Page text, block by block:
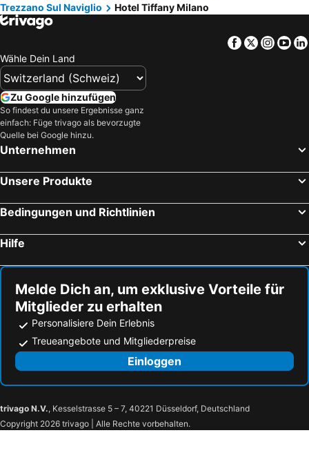
Trezzano Sul Naviglio
Hotel Tiffany Milano
Facebook
Twitter
Wähle Dein Land
Zu Google hinzufügen
So findest du unsere Ergebnisse ganz
einfach: Füge trivago als bevorzugte
Quelle bei Google hinzu.
Unternehmen
Unsere Produkte
Bedingungen und Richtlinien
Hilfe
Melde Dich an, um exklusive Vorteile für
Mitglieder zu erhalten
Personalisiere Dein Erlebnis
Treueangebote und Mitgliederpreise
Einloggen
trivago N.V., Kesselstrasse 5 – 7, 40221 Düsseldorf, Deutschland
Copyright 2026 trivago | Alle Rechte vorbehalten.